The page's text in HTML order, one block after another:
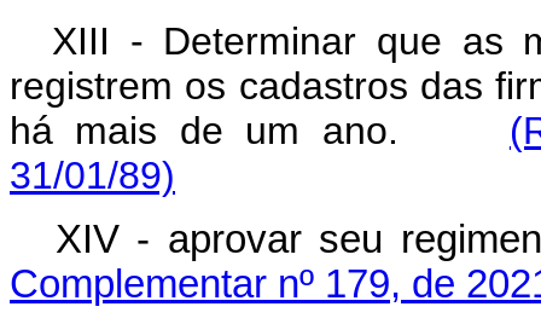
XIII - Determinar que as
registrem os cadastros das
há mais de um ano.
31/01/89)
XIV - aprovar seu
Complementar nº 179, de